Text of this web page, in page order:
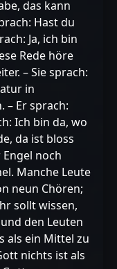
das kann
Hast du
Ja, ich bin
Rede höre
– Sie sprach:
in
– Er sprach:
Ich bin da, wo
da ist bloss
noch
Manche Leute
neun Chören;
sollt wissen,
den Leuten
als ein Mittel zu
nichts ist als